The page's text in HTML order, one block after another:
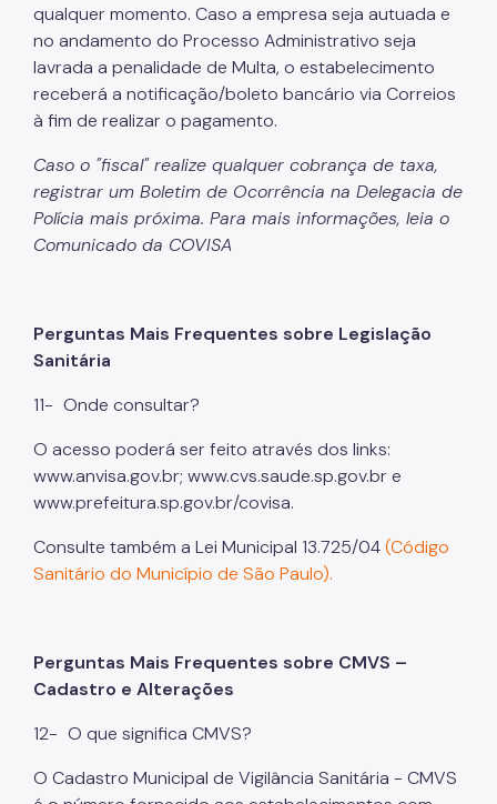
qualquer momento. Caso a empresa seja autuada e
no andamento do Processo Administrativo seja
lavrada a penalidade de Multa, o estabelecimento
receberá a notificação/boleto bancário via Correios
à fim de realizar o pagamento.
Caso o "fiscal" realize qualquer cobrança de taxa,
registrar um Boletim de Ocorrência na Delegacia de
Polícia mais próxima. Para mais informações, leia o
Comunicado da COVISA
Perguntas Mais Frequentes sobre Legislação
Sanitária
11- Onde consultar?
O acesso poderá ser feito através dos links:
www.anvisa.gov.br; www.cvs.saude.sp.gov.br e
www.prefeitura.sp.gov.br/covisa.
Consulte também a Lei Municipal 13.725/04(Código
Sanitário do Município de São Paulo).
Perguntas Mais Frequentes sobre CMVS –
Cadastro e Alterações
12- O que significa CMVS?
O Cadastro Municipal de Vigilância Sanitária - CMVS